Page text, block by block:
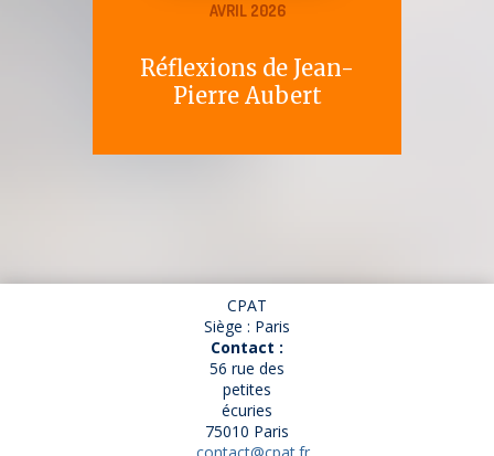
AVRIL 2026
Réflexions de Jean-
Pierre Aubert
CPAT
Siège : Paris
Contact :
56 rue des
petites
écuries
75010 Paris